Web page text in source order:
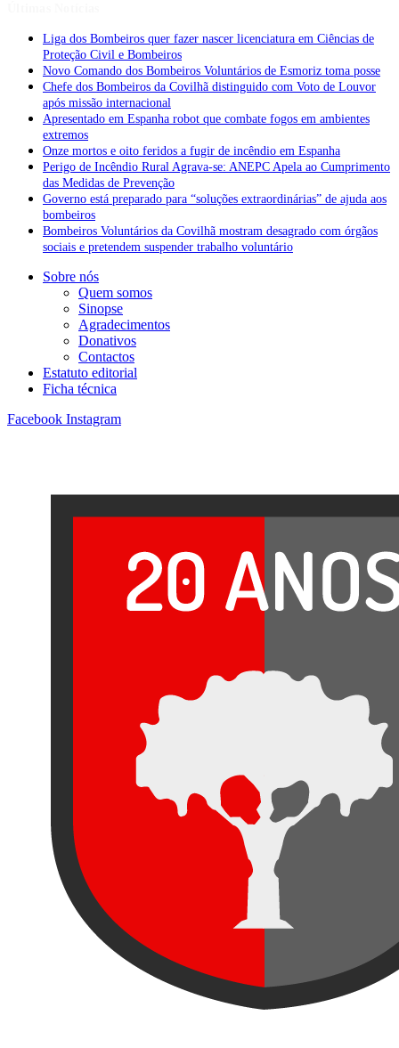
Liga dos Bombeiros quer fazer nascer licenciatura em Ciências de
Proteção Civil e Bombeiros
Novo Comando dos Bombeiros Voluntários de Esmoriz toma posse
Chefe dos Bombeiros da Covilhã distinguido com Voto de Louvor
após missão internacional
Apresentado em Espanha robot que combate fogos em ambientes
extremos
Onze mortos e oito feridos a fugir de incêndio em Espanha
Perigo de Incêndio Rural Agrava-se: ANEPC Apela ao Cumprimento
das Medidas de Prevenção
Governo está preparado para “soluções extraordinárias” de ajuda aos
bombeiros
Bombeiros Voluntários da Covilhã mostram desagrado com órgãos
sociais e pretendem suspender trabalho voluntário
Sobre nós
Quem somos
Sinopse
Agradecimentos
Donativos
Contactos
Estatuto editorial
Ficha técnica
Facebook Instagram